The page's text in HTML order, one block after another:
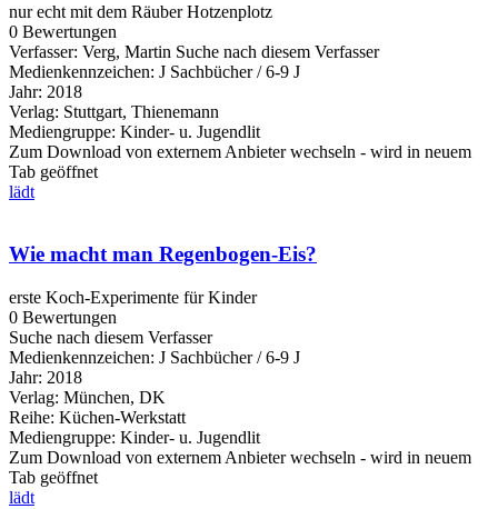
nur echt mit dem Räuber Hotzenplotz
0 Bewertungen
Verfasser: Verg, Martin Suche nach diesem Verfasser
Medienkennzeichen: J Sachbücher / 6-9 J
Jahr: 2018
Verlag: Stuttgart, Thienemann
Mediengruppe: Kinder- u. Jugendlit
Zum Download von externem Anbieter wechseln - wird in neuem
Tab geöffnet
lädt
Wie macht man Regenbogen-Eis?
erste Koch-Experimente für Kinder
0 Bewertungen
Suche nach diesem Verfasser
Medienkennzeichen: J Sachbücher / 6-9 J
Jahr: 2018
Verlag: München, DK
Reihe: Küchen-Werkstatt
Mediengruppe: Kinder- u. Jugendlit
Zum Download von externem Anbieter wechseln - wird in neuem
Tab geöffnet
lädt